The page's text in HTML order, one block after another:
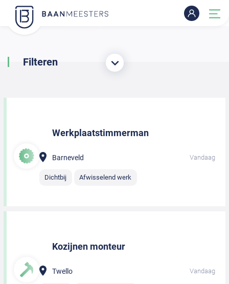
Filteren
Werkplaatstimmerman
Barneveld Vandaag
Dichtbij Afwisselend werk
Kozijnen monteur
Twello Vandaag